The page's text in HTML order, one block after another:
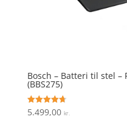
Bosch – Batteri til stel –
(BBS275)
Vurderet
4.7
5.499,00 kr.